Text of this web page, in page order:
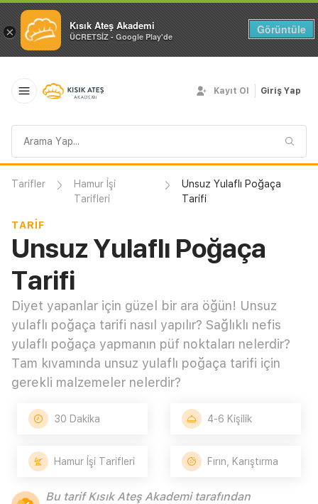
× Kısık Ateş Akademi
ÜCRETSİZ - Google Play'de
Görüntüle
sorgusu
Kayıt Ol Giriş Yap
Tarifler
Hamur İşi
Tarifleri
Unsuz Yulaflı Poğaça
Tarifi
TARIF
Unsuz Yulaflı Poğaça
Tarifi
Diyet yapanlar için güzel bir ara öğün! Unsuz
yulaflı poğaça tarifi nasıl yapılır? Sağlıklı nefis
yulaflı poğaça yapmanın püf noktaları nelerdir?
Tam kıvamında unsuz yulaflı poğaça tarifi için
gerekli malzemeler nelerdir?
30 Dakika 4-6 Kişilik
Hamur İşi Tarifleri Fırın, Karıştırma
Bu tarif Kısık Ateş Akademi tarafından